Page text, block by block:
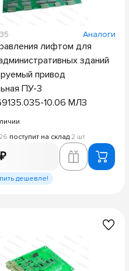
Аналоги
лифтом для
зданий
привод
ПУ-3
10.06 МЛЗ
поступит на склад 2 шт
дешевле!